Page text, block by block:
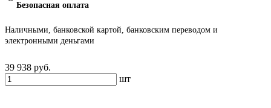
Безопасная оплата
Наличными, банковской картой, банковским переводом и
электронными деньгами
39 938 руб.
шт